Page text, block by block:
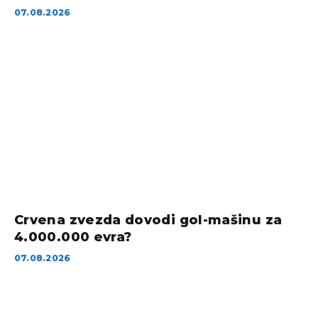
07.08.2026
Crvena zvezda dovodi gol-mašinu za
4.000.000 evra?
07.08.2026